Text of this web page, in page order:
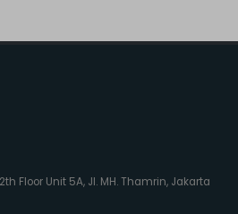
Floor Unit 5A, Jl. MH. Thamrin, Jakarta